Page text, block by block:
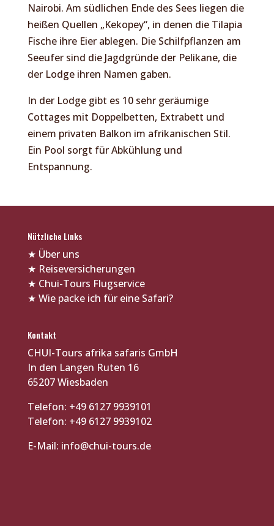
Nairobi. Am südlichen Ende des Sees liegen die
heißen Quellen „Kekopey“, in denen die Tilapia
Fische ihre Eier ablegen. Die Schilfpflanzen am
Seeufer sind die Jagdgründe der Pelikane, die
der Lodge ihren Namen gaben.
In der Lodge gibt es 10 sehr geräumige
Cottages mit Doppelbetten, Extrabett und
einem privaten Balkon im afrikanischen Stil.
Ein Pool sorgt für Abkühlung und
Entspannung.
Nützliche Links
★ Über uns
★ Reiseversicherungen
★ Chui-Tours Flugservice
★ Wie packe ich für eine Safari?
Kontakt
CHUI-Tours afrika safaris GmbH
In den Langen Ruten 16
65207 Wiesbaden
Telefon: +49 6127 9939101
Telefon: +49 6127 9939102
E-Mail: info@chui-tours.de